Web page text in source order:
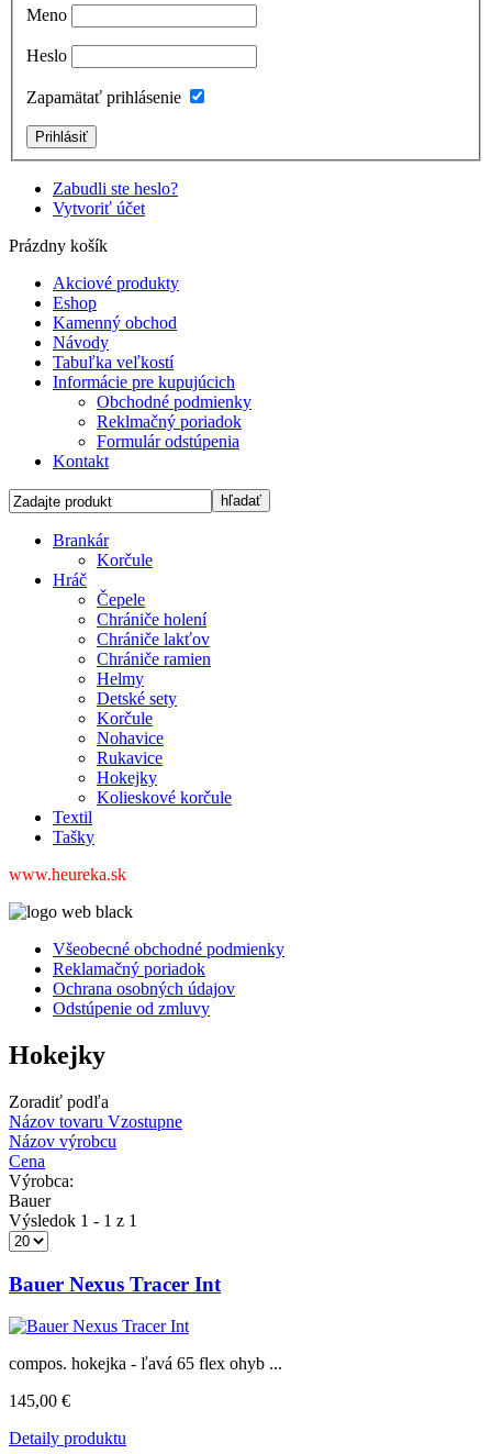
Meno
Heslo
Zapamätať prihlásenie
Zabudli ste heslo?
Vytvoriť účet
Prázdny košík
Akciové produkty
Eshop
Kamenný obchod
Návody
Tabuľka veľkostí
Informácie pre kupujúcich
Obchodné podmienky
Reklmačný poriadok
Formulár odstúpenia
Kontakt
Brankár
Korčule
Hráč
Čepele
Chrániče holení
Chrániče lakťov
Chrániče ramien
Helmy
Detské sety
Korčule
Nohavice
Rukavice
Hokejky
Kolieskové korčule
Textil
Tašky
www.heureka.sk
Všeobecné obchodné podmienky
Reklamačný poriadok
Ochrana osobných údajov
Odstúpenie od zmluvy
Hokejky
Zoradiť podľa
Názov tovaru Vzostupne
Názov výrobcu
Cena
Výrobca:
Bauer
Výsledok 1 - 1 z 1
Bauer Nexus Tracer Int
compos. hokejka - ľavá 65 flex ohyb ...
145,00 €
Detaily produktu